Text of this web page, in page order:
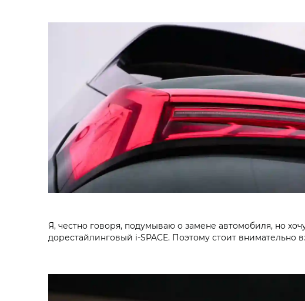
Я, честно говоря, подумываю о замене автомобиля, но
дорестайлинговый i‑SPACE. Поэтому стоит